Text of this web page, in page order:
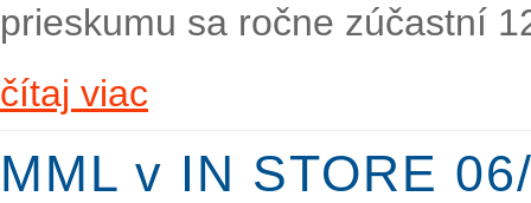
prieskumu sa ročne zúčastní
čítaj viac
MML v IN STORE